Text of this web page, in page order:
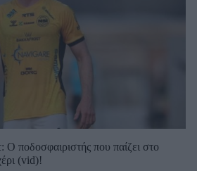
Ο ποδοσφαιριστής που παίζει στο
(vid)!